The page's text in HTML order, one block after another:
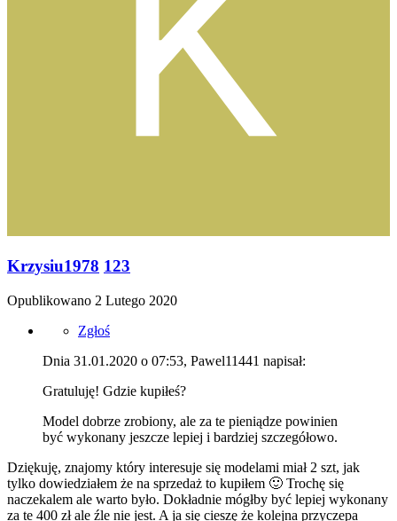
Krzysiu1978 123
Opublikowano 2 Lutego 2020
Zgłoś
Dnia 31.01.2020 o 07:53, Pawel11441 napisał:
Gratuluję! Gdzie kupiłeś?
Model dobrze zrobiony, ale za te pieniądze powinien
być wykonany jeszcze lepiej i bardziej szczegółowo.
Dziękuję, znajomy który interesuje się modelami miał 2 szt, jak
tylko dowiedziałem że na sprzedaż to kupiłem 🙂 Trochę się
naczekalem ale warto było. Dokładnie mógłby być lepiej wykonany
za te 400 zł ale źle nie jest. A ja się cieszę że kolejna przyczepa